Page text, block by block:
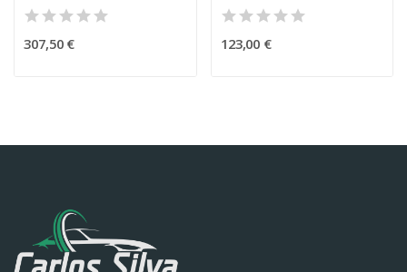
307,50 € 123,00 €